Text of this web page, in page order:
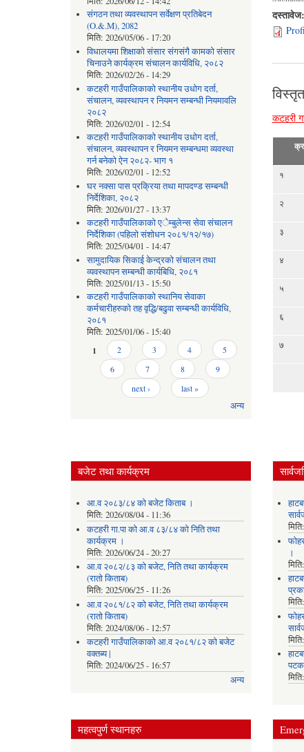
संगठन तथा व्यवस्थापन सर्वेक्षण प्रतिबेदन
(O.&.M), 2082
मिति: 2026/05/06 - 17:20
विधालयमा शिक्षाको संसार संगसंगै कामको संसार
चिनाउने कार्यक्रम संचालन कार्यविधि, २०८२
मिति: 2026/02/26 - 14:29
कटहरी गाउँपालिकाको स्थानीय उधोग दर्ता,
संचालन, व्यवस्थापन र नियमन सम्बन्धी नियमावलि
२०८२
मिति: 2026/02/01 - 12:54
कटहरी गाउँपालिकाको स्थानीय उधोग दर्ता,
संचालन, व्यवस्थापन र नियमन सम्बन्धमा व्यवस्था
गर्न बनेको ऐन २०८२- भाग १
मिति: 2026/02/01 - 12:52
घर नक्सा पास प्रक्रिया तथा मापदण्ड सम्बन्धी
निर्देशिका, २०८२
मिति: 2026/01/27 - 13:37
कटहरी गाउँपालिकाको एेम्बुलेन्स सेवा संचालन
निर्देशिका (पहिलो संशोधन २०८१/१२/१७)
मिति: 2025/04/01 - 14:47
सामुदायिक सिकाई केन्द्रको संचालन तथा
व्यवस्थापन सम्बन्धी कार्यबिधि, २०८१
मिति: 2025/01/13 - 15:50
कटहरी गाउँपालिकाको स्थानिय सेवाका
कर्मचारीहरुको तह वृद्धि/बढुवा सम्बन्धी कार्यविधि,
२०८१
मिति: 2025/01/06 - 15:40
Pages
1 2 3 4
5
6
7 8
9
next ›
last »
अन्य
दस्तावेज:
कटहरी
१
२
३
४
५
६
७
बजेट तथा कार्यक्रम
आ.व २०८३/८४ को बजेट किताब ।
मिति: 2026/08/04 - 11:36
कटहरी गा.पा को आ.व ८३/८४ को निति तथा
कार्यक्रम ।
मिति: 2026/06/24 - 20:27
आ.व २०८२/८३ को बजेट, निति तथा कार्यक्रम
(रातो किताब)
मिति: 2025/06/25 - 11:26
आ.व २०८१/८२ को बजेट, निति तथा कार्यक्रम
(रातो किताब)
मिति: 2024/08/06 - 12:57
कटहरी गाउँपालिकाको आ.व २०८१/८२ को बजेट
वक्तब्य |
मिति: 2024/06/25 - 16:57
अन्य
।
पटक
महत्वपुर्ण स्थानहरु